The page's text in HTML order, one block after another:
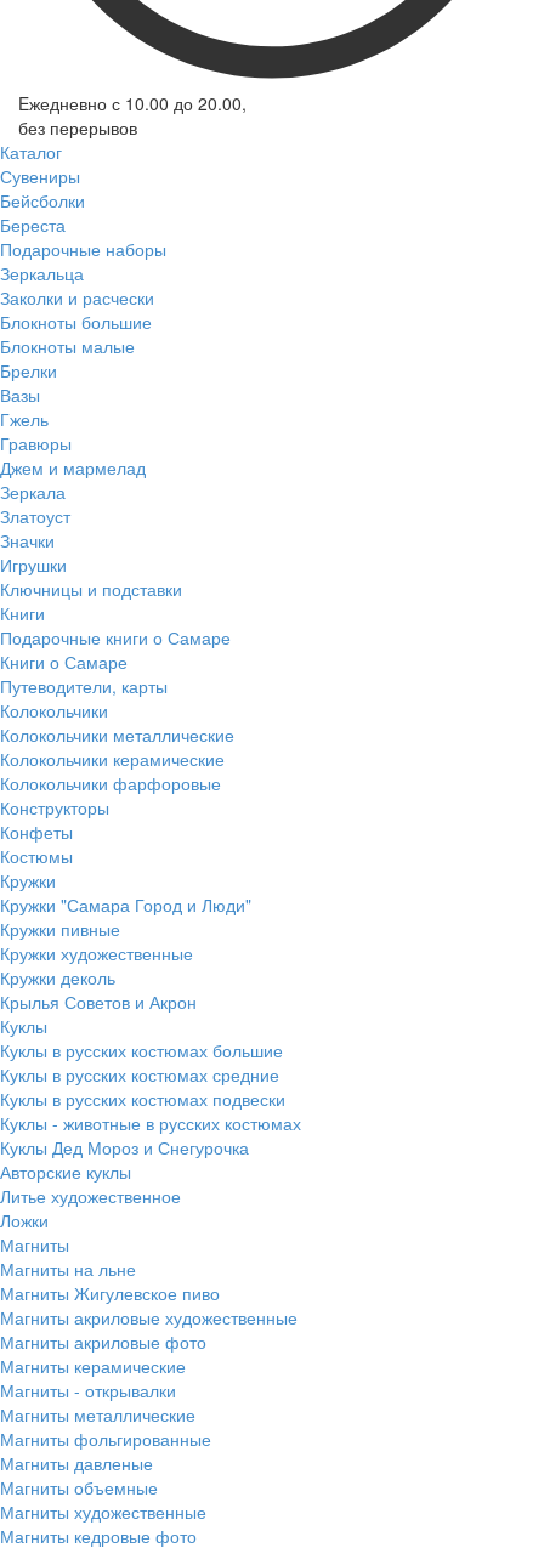
Eжедневно с 10.00 до 20.00,
без перерывов
Каталог
Сувениры
Бейсболки
Береста
Подарочные наборы
Зеркальца
Заколки и расчески
Блокноты большие
Блокноты малые
Брелки
Вазы
Гжель
Гравюры
Джем и мармелад
Зеркала
Златоуст
Значки
Игрушки
Ключницы и подставки
Книги
Подарочные книги о Самаре
Книги о Самаре
Путеводители, карты
Колокольчики
Колокольчики металлические
Колокольчики керамические
Колокольчики фарфоровые
Конструкторы
Конфеты
Костюмы
Кружки
Кружки "Самара Город и Люди"
Кружки пивные
Кружки художественные
Кружки деколь
Крылья Советов и Акрон
Куклы
Куклы в русских костюмах большие
Куклы в русских костюмах средние
Куклы в русских костюмах подвески
Куклы - животные в русских костюмах
Куклы Дед Мороз и Снегурочка
Авторские куклы
Литье художественное
Ложки
Магниты
Магниты на льне
Магниты Жигулевское пиво
Магниты акриловые художественные
Магниты акриловые фото
Магниты керамические
Магниты - открывалки
Магниты металлические
Магниты фольгированные
Магниты давленые
Магниты объемные
Магниты художественные
Магниты кедровые фото